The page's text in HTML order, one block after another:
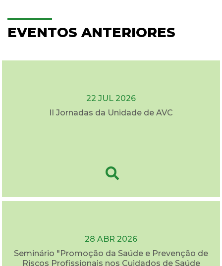
EVENTOS ANTERIORES
22 JUL 2026
II Jornadas da Unidade de AVC
28 ABR 2026
Seminário "Promoção da Saúde e Prevenção de
Riscos Profissionais nos Cuidados de Saúde